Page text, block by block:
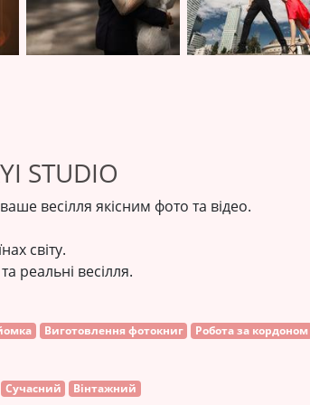
STUDIO
весілля якісним фото та відео.
світу.
реальні весілля.
Виготовлення фотокниг Робота за кордоном
Сучасний Вінтажний